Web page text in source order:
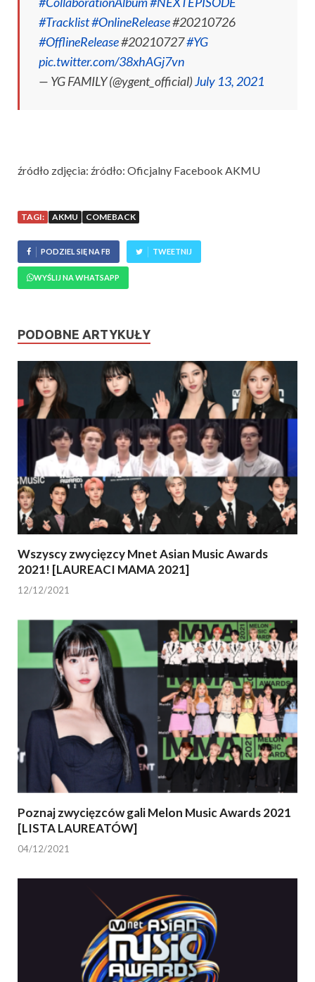
#Tracklist#OnlineRelease#20210726
#OfflineRelease#20210727#YG
pic.twitter.com/38xhAGj7vn
— YG FAMILY (@ygent_official)July 13, 2021
źródło zdjęcia: źródło: Oficjalny Facebook AKMU
TAGI: AKMU COMEBACK
PODZIEL SIĘ NA FB TWEETNIJ
WYŚLIJ NA WHATSAPP
PODOBNE ARTYKUŁY
Wszyscy zwycięzcy Mnet Asian Music Awards
2021! [LAUREACI MAMA 2021]
12/12/2021
Poznaj zwycięzców gali Melon Music Awards 2021
[LISTA LAUREATÓW]
04/12/2021